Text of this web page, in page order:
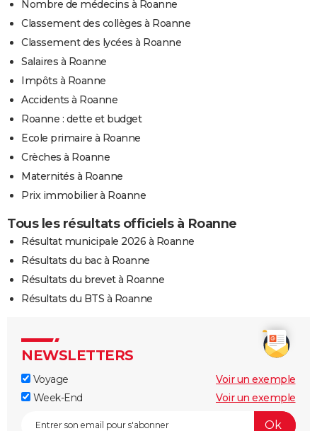
Nombre de médecins à Roanne
Classement des collèges à Roanne
Classement des lycées à Roanne
Salaires à Roanne
Impôts à Roanne
Accidents à Roanne
Roanne : dette et budget
Ecole primaire à Roanne
Crèches à Roanne
Maternités à Roanne
Prix immobilier à Roanne
Tous les résultats officiels à Roanne
Résultat municipale 2026 à Roanne
Résultats du bac à Roanne
Résultats du brevet à Roanne
Résultats du BTS à Roanne
NEWSLETTERS
Voyage
Voir un exemple
Week-End
Voir un exemple